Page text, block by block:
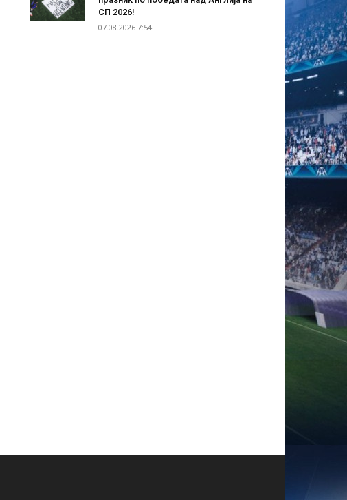
СП 2026!
07.08.2026 7:54